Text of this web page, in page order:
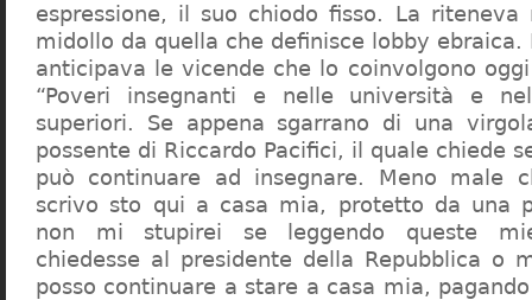
espressione, il suo chiodo fisso. La
midollo da quella che definisce lobby ebraica.
anticipava le vicende che lo coinvolgono
“Poveri insegnanti e nelle università e
superiori. Se appena sgarrano di una
possente di Riccardo Pacifici, il quale chiede
può continuare ad insegnare. Meno male
scrivo sto qui a casa mia, protetto da una
non mi stupirei se leggendo queste
chiedesse al presidente della Repubblica o
posso continuare a stare a casa mia,